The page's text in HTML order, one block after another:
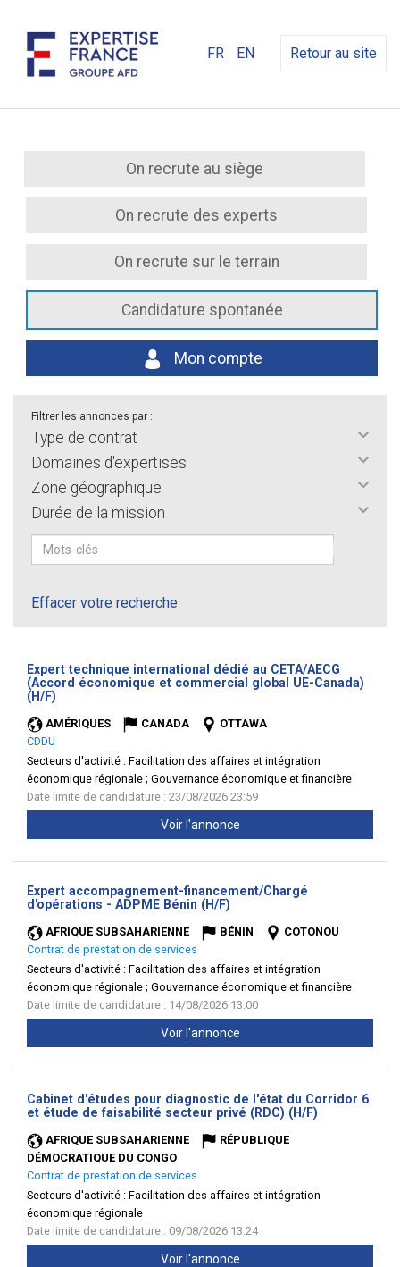
FR EN Retour au site
On recrute au siège
On recrute des experts
On recrute sur le terrain
Candidature spontanée
Mon compte
Filtrer les annonces par :
Type de contrat
Domaines d'expertises
Zone géographique
Durée de la mission
Effacer votre recherche
Expert technique international dédié au CETA/AECG
(Accord économique et commercial global UE-Canada)
(H/F)
AMÉRIQUES CANADA
OTTAWA
CDDU
Secteurs d'activité : Facilitation des affaires et intégration
économique régionale ; Gouvernance économique et financière
Date limite de candidature : 23/08/2026 23:59
Voir l'annonce
Expert accompagnement-financement/Chargé
d'opérations - ADPME Bénin (H/F)
AFRIQUE SUBSAHARIENNE BÉNIN
COTONOU
Contrat de prestation de services
Secteurs d'activité : Facilitation des affaires et intégration
économique régionale ; Gouvernance économique et financière
Date limite de candidature : 14/08/2026 13:00
Voir l'annonce
Cabinet d'études pour diagnostic de l'état du Corridor 6
et étude de faisabilité secteur privé (RDC) (H/F)
AFRIQUE SUBSAHARIENNE
RÉPUBLIQUE
DÉMOCRATIQUE DU CONGO
Contrat de prestation de services
Secteurs d'activité : Facilitation des affaires et intégration
économique régionale
Date limite de candidature : 09/08/2026 13:24
Voir l'annonce